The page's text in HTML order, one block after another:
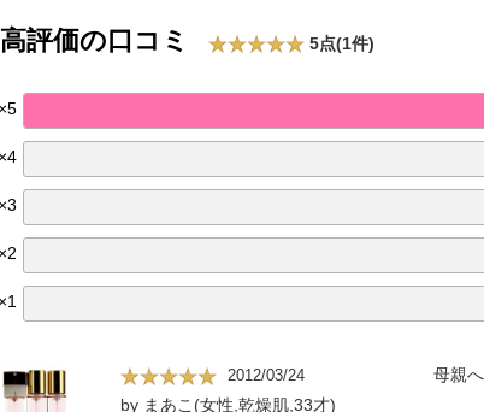
高評価の口コミ 5点(1件)
×5
×4
×3
×2
×1
2012/03/24
by まあこ(女性,乾燥肌,33才)
母親